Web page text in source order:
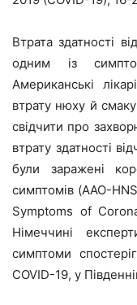
Втрата здатності
одним із
Американські
втрату нюху й
свідчити про
втрату здатності
були заражені
симптомів (AAO-
Symptoms of
Німеччині
симптоми
COVID-19, у